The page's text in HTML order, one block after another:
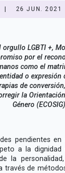
26 JUN. 2021
orgullo LGBTI +,
por el
como el
o expresión
de
la
Género
pendientes
a la
la
través de